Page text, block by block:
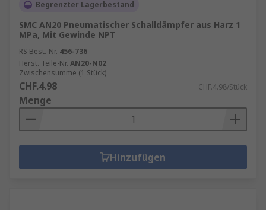
Begrenzter Lagerbestand
SMC AN20 Pneumatischer Schalldämpfer aus Harz 1
MPa, Mit Gewinde NPT
RS Best.-Nr. 456-736
Herst. Teile-Nr. AN20-N02
Zwischensumme (1 Stück)
CHF.4.98 CHF.4.98/Stück
Menge
Hinzufügen